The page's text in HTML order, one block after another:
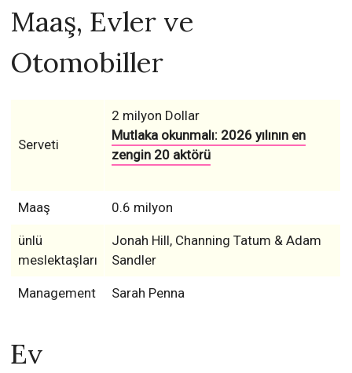
Maaş, Evler ve
Otomobiller
Serveti
2 milyon Dollar
Mutlaka okunmalı: 2026 yılının en
zengin 20 aktörü
Maaş 0.6 milyon
ünlü
meslektaşları
Jonah Hill, Channing Tatum & Adam
Sandler
Management Sarah Penna
Ev